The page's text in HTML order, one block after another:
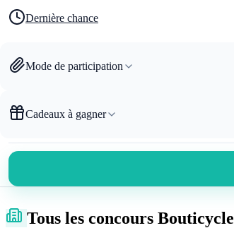
Dernière chance
Mode de participation
Cadeaux à gagner
Tous les concours Bouticycle